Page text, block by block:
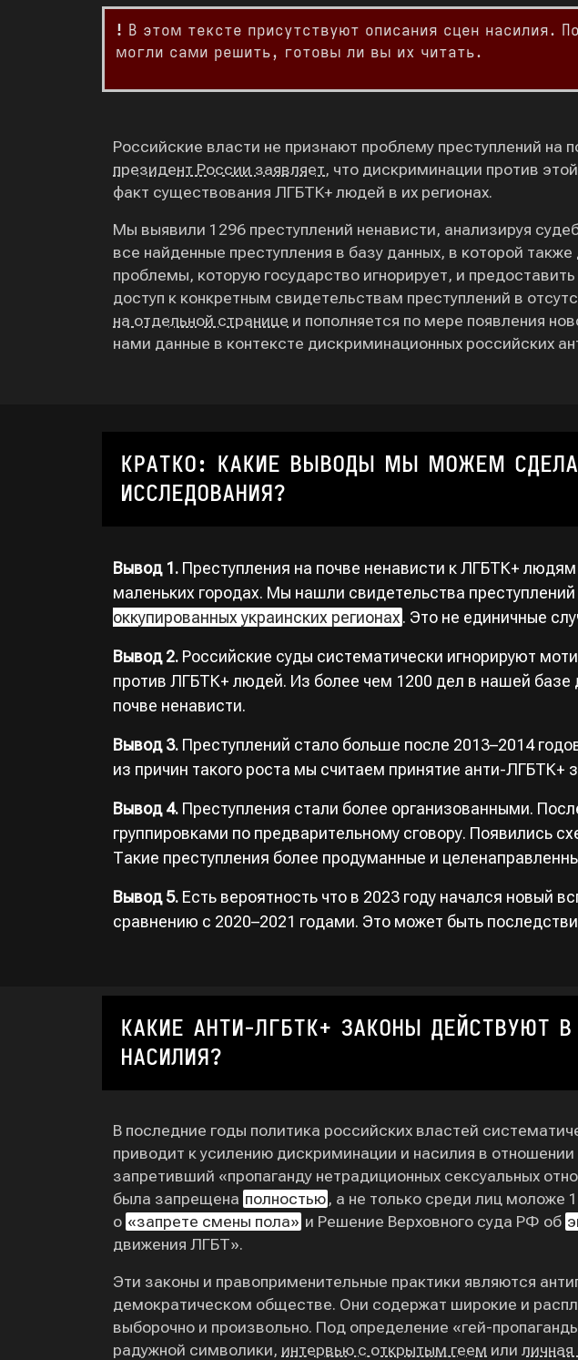
! В этом тексте присутствуют описания сцен насилия.
могли сами решить, готовы ли вы их читать.
Российские власти не признают проблему преступлений на
президент России заявляет, что дискриминации против
факт существования ЛГБТК+ людей в их регионах.
Мы выявили 1296 преступлений ненависти, анализируя
все найденные преступления в базу данных, в которой
проблемы, которую государство игнорирует, и
доступ к конкретным свидетельствам преступлений в
на отдельной странице и пополняется по мере появления
нами данные в контексте дискриминационных российских
КРАТКО: КАКИЕ ВЫВОДЫ МЫ МОЖЕМ
ИССЛЕДОВАНИЯ?
Вывод 1. Преступления на почве ненависти к ЛГБТК+
маленьких городах. Мы нашли свидетельства
оккупированных украинских регионах. Это не единичные
Вывод 2. Российские суды систематически игнорируют
против ЛГБТК+ людей. Из более чем 1200 дел в нашей
почве ненависти.
Вывод 3. Преступлений стало больше после 2013–2014
из причин такого роста мы считаем принятие анти-ЛГБТК+
Вывод 4. Преступления стали более организованными.
группировками по предварительному сговору. Появились
Такие преступления более продуманные и
Вывод 5. Есть вероятность что в 2023 году начался новый
сравнению с 2020–2021 годами. Это может быть
КАКИЕ АНТИ-ЛГБТК+ ЗАКОНЫ ДЕЙСТВУЮТ
НАСИЛИЯ?
В последние годы политика российских властей
приводит к усилению дискриминации и насилия в отношении
запретивший «пропаганду нетрадиционных сексуальных
была запрещена полностью , а не только среди лиц моложе
о «запрете смены пола» и Решение Верховного суда РФ об
движения ЛГБТ».
Эти законы и правоприменительные практики являются
демократическом обществе. Они содержат широкие и
выборочно и произвольно. Под определение «гей-
радужной символики, интервью с открытым геем или личная